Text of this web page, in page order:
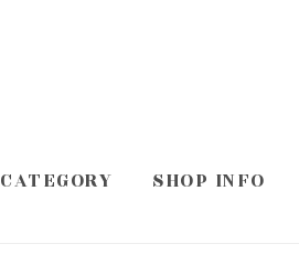
CATEGORY SHOP INFO